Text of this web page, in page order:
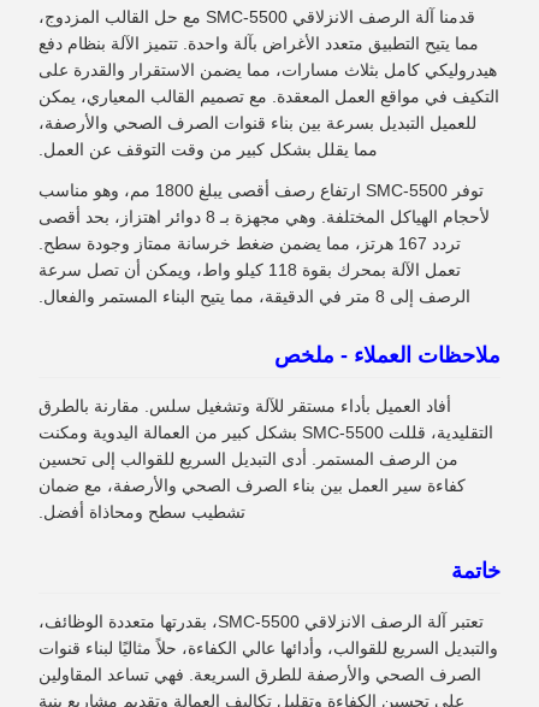
قدمنا آلة الرصف الانزلاقي SMC-5500 مع حل القالب المزدوج،
مما يتيح التطبيق متعدد الأغراض بآلة واحدة. تتميز الآلة بنظام دفع
هيدروليكي كامل بثلاث مسارات، مما يضمن الاستقرار والقدرة على
التكيف في مواقع العمل المعقدة. مع تصميم القالب المعياري، يمكن
للعميل التبديل بسرعة بين بناء قنوات الصرف الصحي والأرصفة،
مما يقلل بشكل كبير من وقت التوقف عن العمل.
توفر SMC-5500 ارتفاع رصف أقصى يبلغ 1800 مم، وهو مناسب
لأحجام الهياكل المختلفة. وهي مجهزة بـ 8 دوائر اهتزاز، بحد أقصى
تردد 167 هرتز، مما يضمن ضغط خرسانة ممتاز وجودة سطح.
تعمل الآلة بمحرك بقوة 118 كيلو واط، ويمكن أن تصل سرعة
الرصف إلى 8 متر في الدقيقة، مما يتيح البناء المستمر والفعال.
ملاحظات العملاء - ملخص
أفاد العميل بأداء مستقر للآلة وتشغيل سلس. مقارنة بالطرق
التقليدية، قللت SMC-5500 بشكل كبير من العمالة اليدوية ومكنت
من الرصف المستمر. أدى التبديل السريع للقوالب إلى تحسين
كفاءة سير العمل بين بناء الصرف الصحي والأرصفة، مع ضمان
تشطيب سطح ومحاذاة أفضل.
خاتمة
تعتبر آلة الرصف الانزلاقي SMC-5500، بقدرتها متعددة الوظائف،
والتبديل السريع للقوالب، وأدائها عالي الكفاءة، حلاً مثاليًا لبناء قنوات
الصرف الصحي والأرصفة للطرق السريعة. فهي تساعد المقاولين
على تحسين الكفاءة وتقليل تكاليف العمالة وتقديم مشاريع بنية